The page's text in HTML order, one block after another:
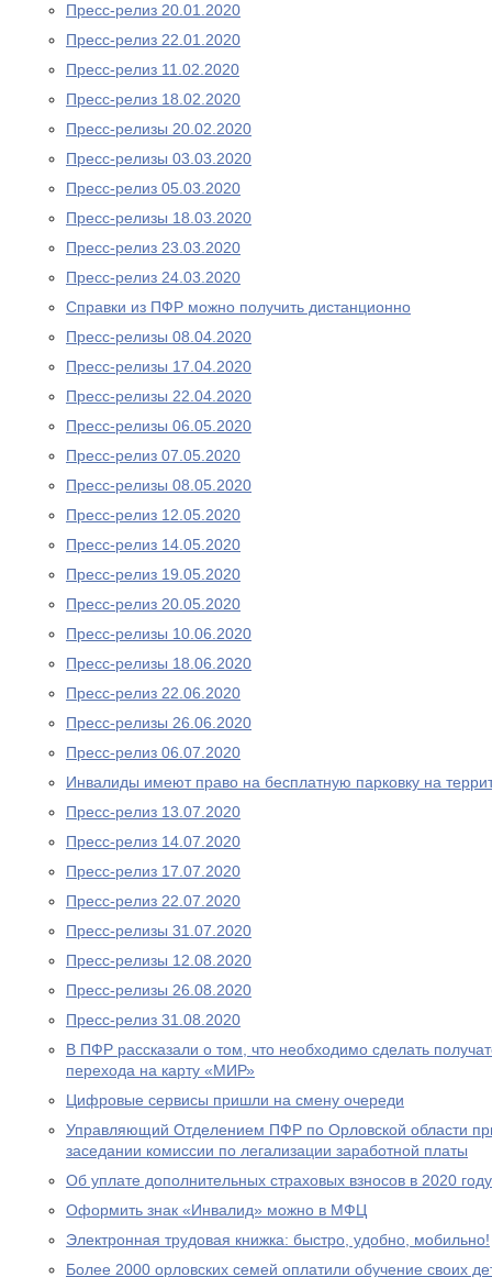
Пресс-релиз 20.01.2020
Пресс-релиз 22.01.2020
Пресс-релиз 11.02.2020
Пресс-релиз 18.02.2020
Пресс-релизы 20.02.2020
Пресс-релизы 03.03.2020
Пресс-релиз 05.03.2020
Пресс-релизы 18.03.2020
Пресс-релиз 23.03.2020
Пресс-релиз 24.03.2020
Справки из ПФР можно получить дистанционно
Пресс-релизы 08.04.2020
Пресс-релизы 17.04.2020
Пресс-релизы 22.04.2020
Пресс-релизы 06.05.2020
Пресс-релиз 07.05.2020
Пресс-релизы 08.05.2020
Пресс-релиз 12.05.2020
Пресс-релиз 14.05.2020
Пресс-релиз 19.05.2020
Пресс-релиз 20.05.2020
Пресс-релизы 10.06.2020
Пресс-релизы 18.06.2020
Пресс-релиз 22.06.2020
Пресс-релизы 26.06.2020
Пресс-релиз 06.07.2020
Инвалиды имеют право на бесплатную парковку на
Пресс-релиз 13.07.2020
Пресс-релиз 14.07.2020
Пресс-релиз 17.07.2020
Пресс-релиз 22.07.2020
Пресс-релизы 31.07.2020
Пресс-релизы 12.08.2020
Пресс-релизы 26.08.2020
Пресс-релиз 31.08.2020
В ПФР рассказали о том, что необходимо сделать
перехода на карту «МИР»
Цифровые сервисы пришли на смену очереди
Управляющий Отделением ПФР по Орловской области
заседании комиссии по легализации заработной платы
Об уплате дополнительных страховых взносов в 2020 году
Оформить знак «Инвалид» можно в МФЦ
Электронная трудовая книжка: быстро, удобно, мобильно!
Более 2000 орловских семей оплатили обучение своих